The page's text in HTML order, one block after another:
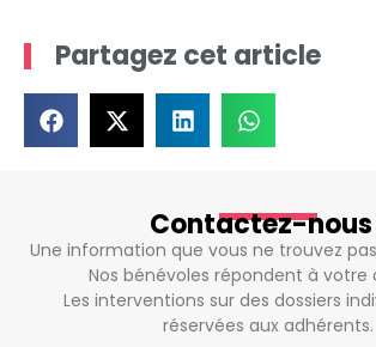
Partagez cet article
Contactez-nous
Une information que vous ne trouvez
Nos bénévoles répondent à votre
Les interventions sur des dossiers
réservées aux adhérents.